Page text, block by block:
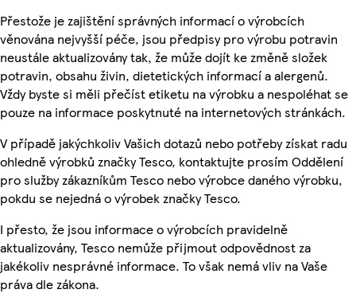
Přestože je zajištění správných informací o výrobcích
věnována nejvyšší péče, jsou předpisy pro výrobu potravin
neustále aktualizovány tak, že může dojít ke změně složek
potravin, obsahu živin, dietetických informací a alergenů.
Vždy byste si měli přečíst etiketu na výrobku a nespoléhat se
pouze na informace poskytnuté na internetových stránkách.
V případě jakýchkoliv Vašich dotazů nebo potřeby získat radu
ohledně výrobků značky Tesco, kontaktujte prosím Oddělení
pro služby zákazníkům Tesco nebo výrobce daného výrobku,
pokdu se nejedná o výrobek značky Tesco.
I přesto, že jsou informace o výrobcích pravidelně
aktualizovány, Tesco nemůže přijmout odpovědnost za
jakékoliv nesprávné informace. To však nemá vliv na Vaše
práva dle zákona.